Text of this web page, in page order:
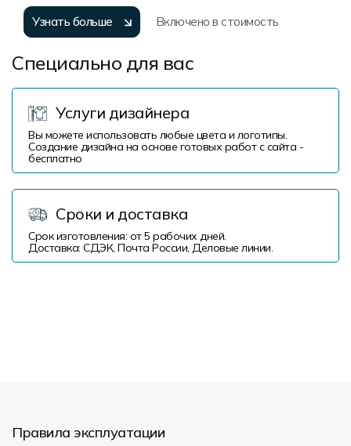
Узнать больше Включено в стоимость
Специально для вас
Услуги дизайнера
Вы можете использовать любые цвета и логотипы.
Создание дизайна на основе готовых работ с сайта -
бесплатно
Сроки и доставка
Срок изготовления: от 5 рабочих дней.
Доставка: СДЭК, Почта России, Деловые линии.
Правила эксплуатации